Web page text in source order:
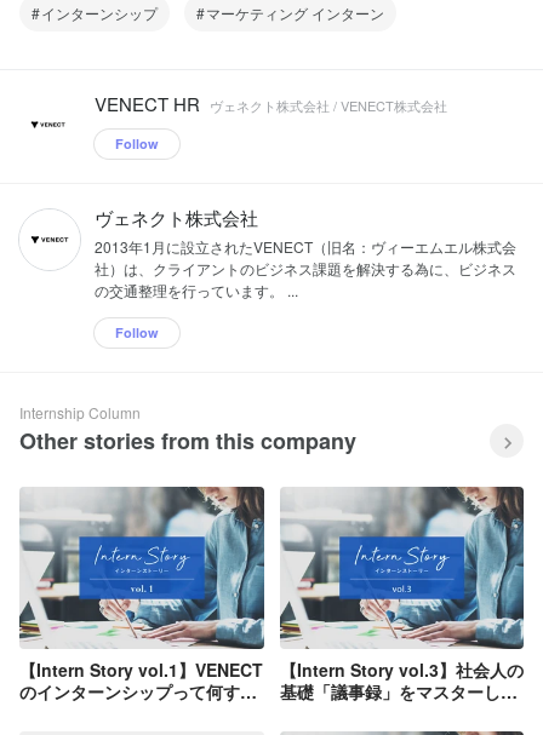
インターンシップ マーケティング インターン
VENECT HR ヴェネクト株式会社 / VENECT株式会社
Follow
ヴェネクト株式会社
2013年1月に設立されたVENECT（旧名：ヴィーエムエル株式会
社）は、クライアントのビジネス課題を解決する為に、ビジネス
の交通整理を行っています。 ...
Follow
Internship Column
Other stories from this company
【Intern Story vol.1】VENECT
のインターンシップって何する
【Intern Story vol.3】社会人の
基礎「議事録」をマスターしよ